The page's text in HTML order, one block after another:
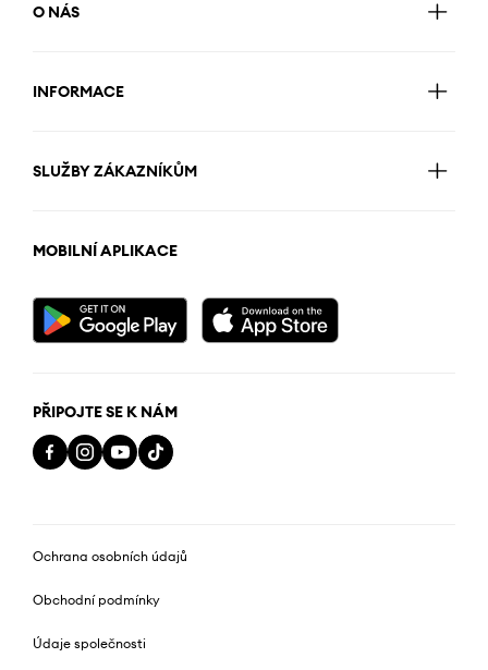
O NÁS
INFORMACE
SLUŽBY ZÁKAZNÍKŮM
MOBILNÍ APLIKACE
PŘIPOJTE SE K NÁM
Ochrana osobních údajů
Obchodní podmínky
Údaje společnosti